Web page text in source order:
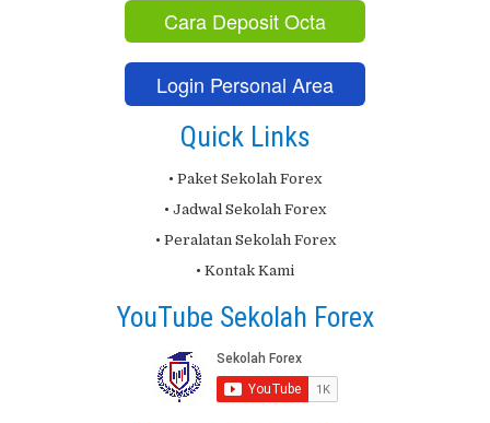
Cara Deposit Octa
Login Personal Area
Quick Links
• Paket Sekolah Forex
• Jadwal Sekolah Forex
• Peralatan Sekolah Forex
• Kontak Kami
YouTube Sekolah Forex